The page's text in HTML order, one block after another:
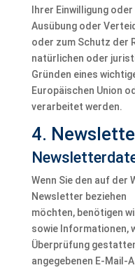
Ihrer Einwilligung
Ausübung oder
oder zum Schutz der
natürlichen oder
Gründen eines
Europäischen Union
verarbeitet werden.
4.
Wenn Sie den auf der
Newsletter beziehen
möchten, benötigen
sowie Informationen,
Überprüfung
angegebenen E-Mail-